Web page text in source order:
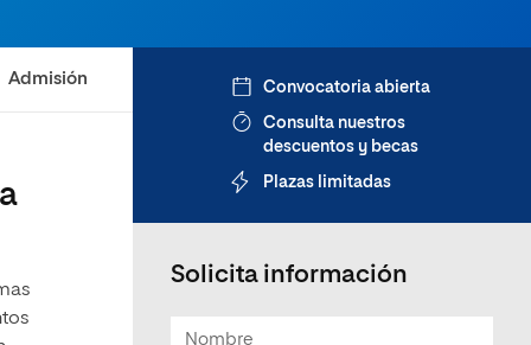
Admisión Convocatoria abierta
Consulta nuestros
descuentos y becas
Plazas limitadas
Solicita información